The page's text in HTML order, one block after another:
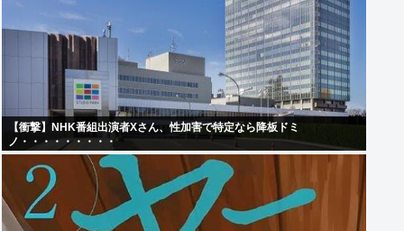
【衝撃】NHK番組出演者Xさん、性加害で特定なら降板ドミ
ノ・・・・・・・・・